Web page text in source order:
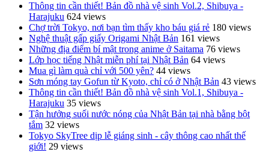
Thông tin cần thiết! Bản đồ nhà vệ sinh Vol.2, Shibuya -
Harajuku 624 views
Chợ trời Tokyo, nơi bạn tìm thấy kho báu giá rẻ 180 views
Nghệ thuật gấp giấy Origami Nhật Bản 161 views
Những địa điểm bí mật trong anime ở Saitama 76 views
Lớp học tiếng Nhật miễn phí tại Nhật Bản 64 views
Mua gì làm quà chỉ với 500 yên? 44 views
Sơn móng tay Gofun từ Kyoto, chỉ có ở Nhật Bản 43 views
Thông tin cần thiết! Bản đồ nhà vệ sinh Vol.1, Shibuya -
Harajuku 35 views
Tận hưởng suối nước nóng của Nhật Bản tại nhà bằng bột
tắm 32 views
Tokyo SkyTree dịp lễ giáng sinh - cây thông cao nhất thế
giới! 29 views